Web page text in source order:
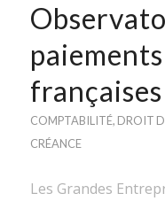
françaises
COMPTABILITÉ, DROIT
CRÉANCE
Les Grandes